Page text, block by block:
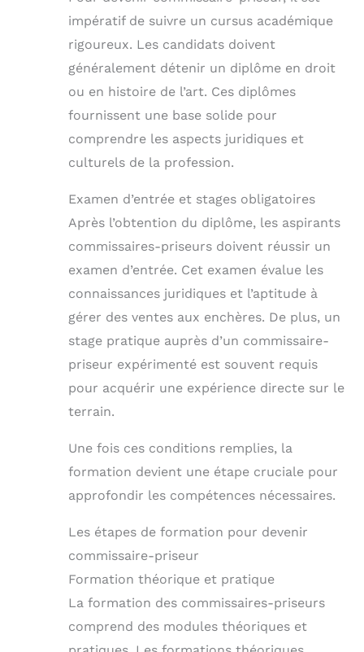
impératif de suivre un cursus académique
rigoureux. Les candidats doivent
généralement détenir un diplôme en droit
ou en histoire de l’art. Ces diplômes
fournissent une base solide pour
comprendre les aspects juridiques et
culturels de la profession.
Examen d’entrée et stages obligatoires
Après l’obtention du diplôme, les aspirants
commissaires-priseurs doivent réussir un
examen d’entrée. Cet examen évalue les
connaissances juridiques et l’aptitude à
gérer des ventes aux enchères. De plus, un
stage pratique auprès d’un commissaire-
priseur expérimenté est souvent requis
pour acquérir une expérience directe sur le
terrain.
Une fois ces conditions remplies, la
formation devient une étape cruciale pour
approfondir les compétences nécessaires.
Les étapes de formation pour devenir
commissaire-priseur
Formation théorique et pratique
La formation des commissaires-priseurs
comprend des modules théoriques et